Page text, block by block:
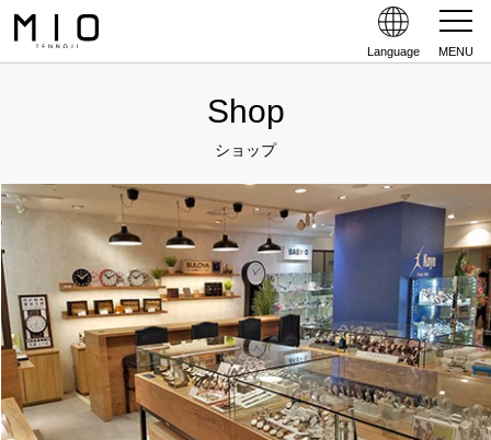
Language MENU
Shop
ショップ